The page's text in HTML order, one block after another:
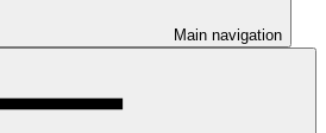
Main navigation